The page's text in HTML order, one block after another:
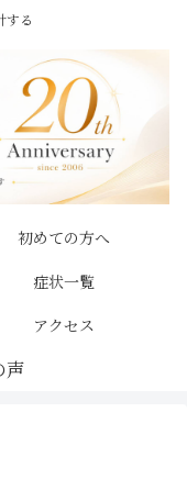
する
初めての方へ
症状一覧
アクセス